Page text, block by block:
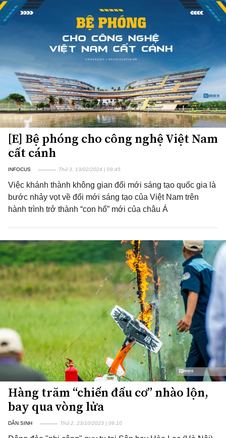
[E] Bệ phóng cho công nghệ Việt Nam
cất cánh
INFOCUS Thứ 3, 13/02/2024 | 09:45
Việc khánh thành không gian đổi mới sáng tạo quốc gia là
bước nhảy vọt về đổi mới sáng tạo của Việt Nam trên
hành trình trở thành “con hổ” mới của châu Á
Hàng trăm “chiến đấu cơ” nhào lộn,
bay qua vòng lửa
DÂN SINH Thứ 2, 23/10/2023 | 09:10